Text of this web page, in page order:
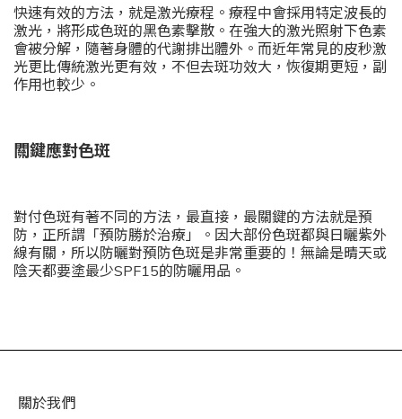
快速有效的方法，就是激光療程。療程中會採用特定波長的
激光，將形成色斑的黑色素擊散。在強大的激光照射下色素
會被分解，隨著身體的代謝排出體外。而近年常見的皮秒激
光更比傳統激光更有效，不但去斑功效大，恢復期更短，副
作用也較少。
關鍵應對色斑
對付色斑有著不同的方法，最直接，最關鍵的方法就是預
防，正所謂「預防勝於治療」。因大部份色斑都與日曬紫外
線有關，所以防曬對預防色斑是非常重要的！無論是晴天或
陰天都要塗最少SPF15的防曬用品。
關於我們